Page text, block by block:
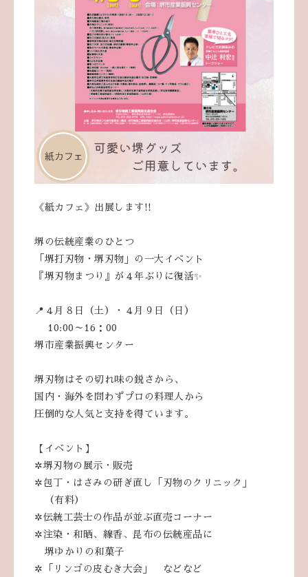
《紙カフェ》出展します!!
堺の伝統産業のひとつ
「堺打刃物・堺刃物」の一大イベント
『堺刃物まつり』が４年ぶりに復活✨
📍４月８日（土）・４月９日（日）
10:00～16：00
堺市産業振興センター
堺刃物はその切れ味の鋭さから、
国内・海外を問わずプロの料理人から
圧倒的な人気と支持を得ています。
【イベント】
✲堺刃物の展示・販売
✲包丁・はさみの研ぎ直し「刃物のクリニック」
（有料）
✲伝統工芸士の作品が並ぶ直売コーナー
✲注染・和晒、線香、昆布の伝統産品に
堺ゆかりの和菓子
✲「リンゴの皮むき大会」 などなど